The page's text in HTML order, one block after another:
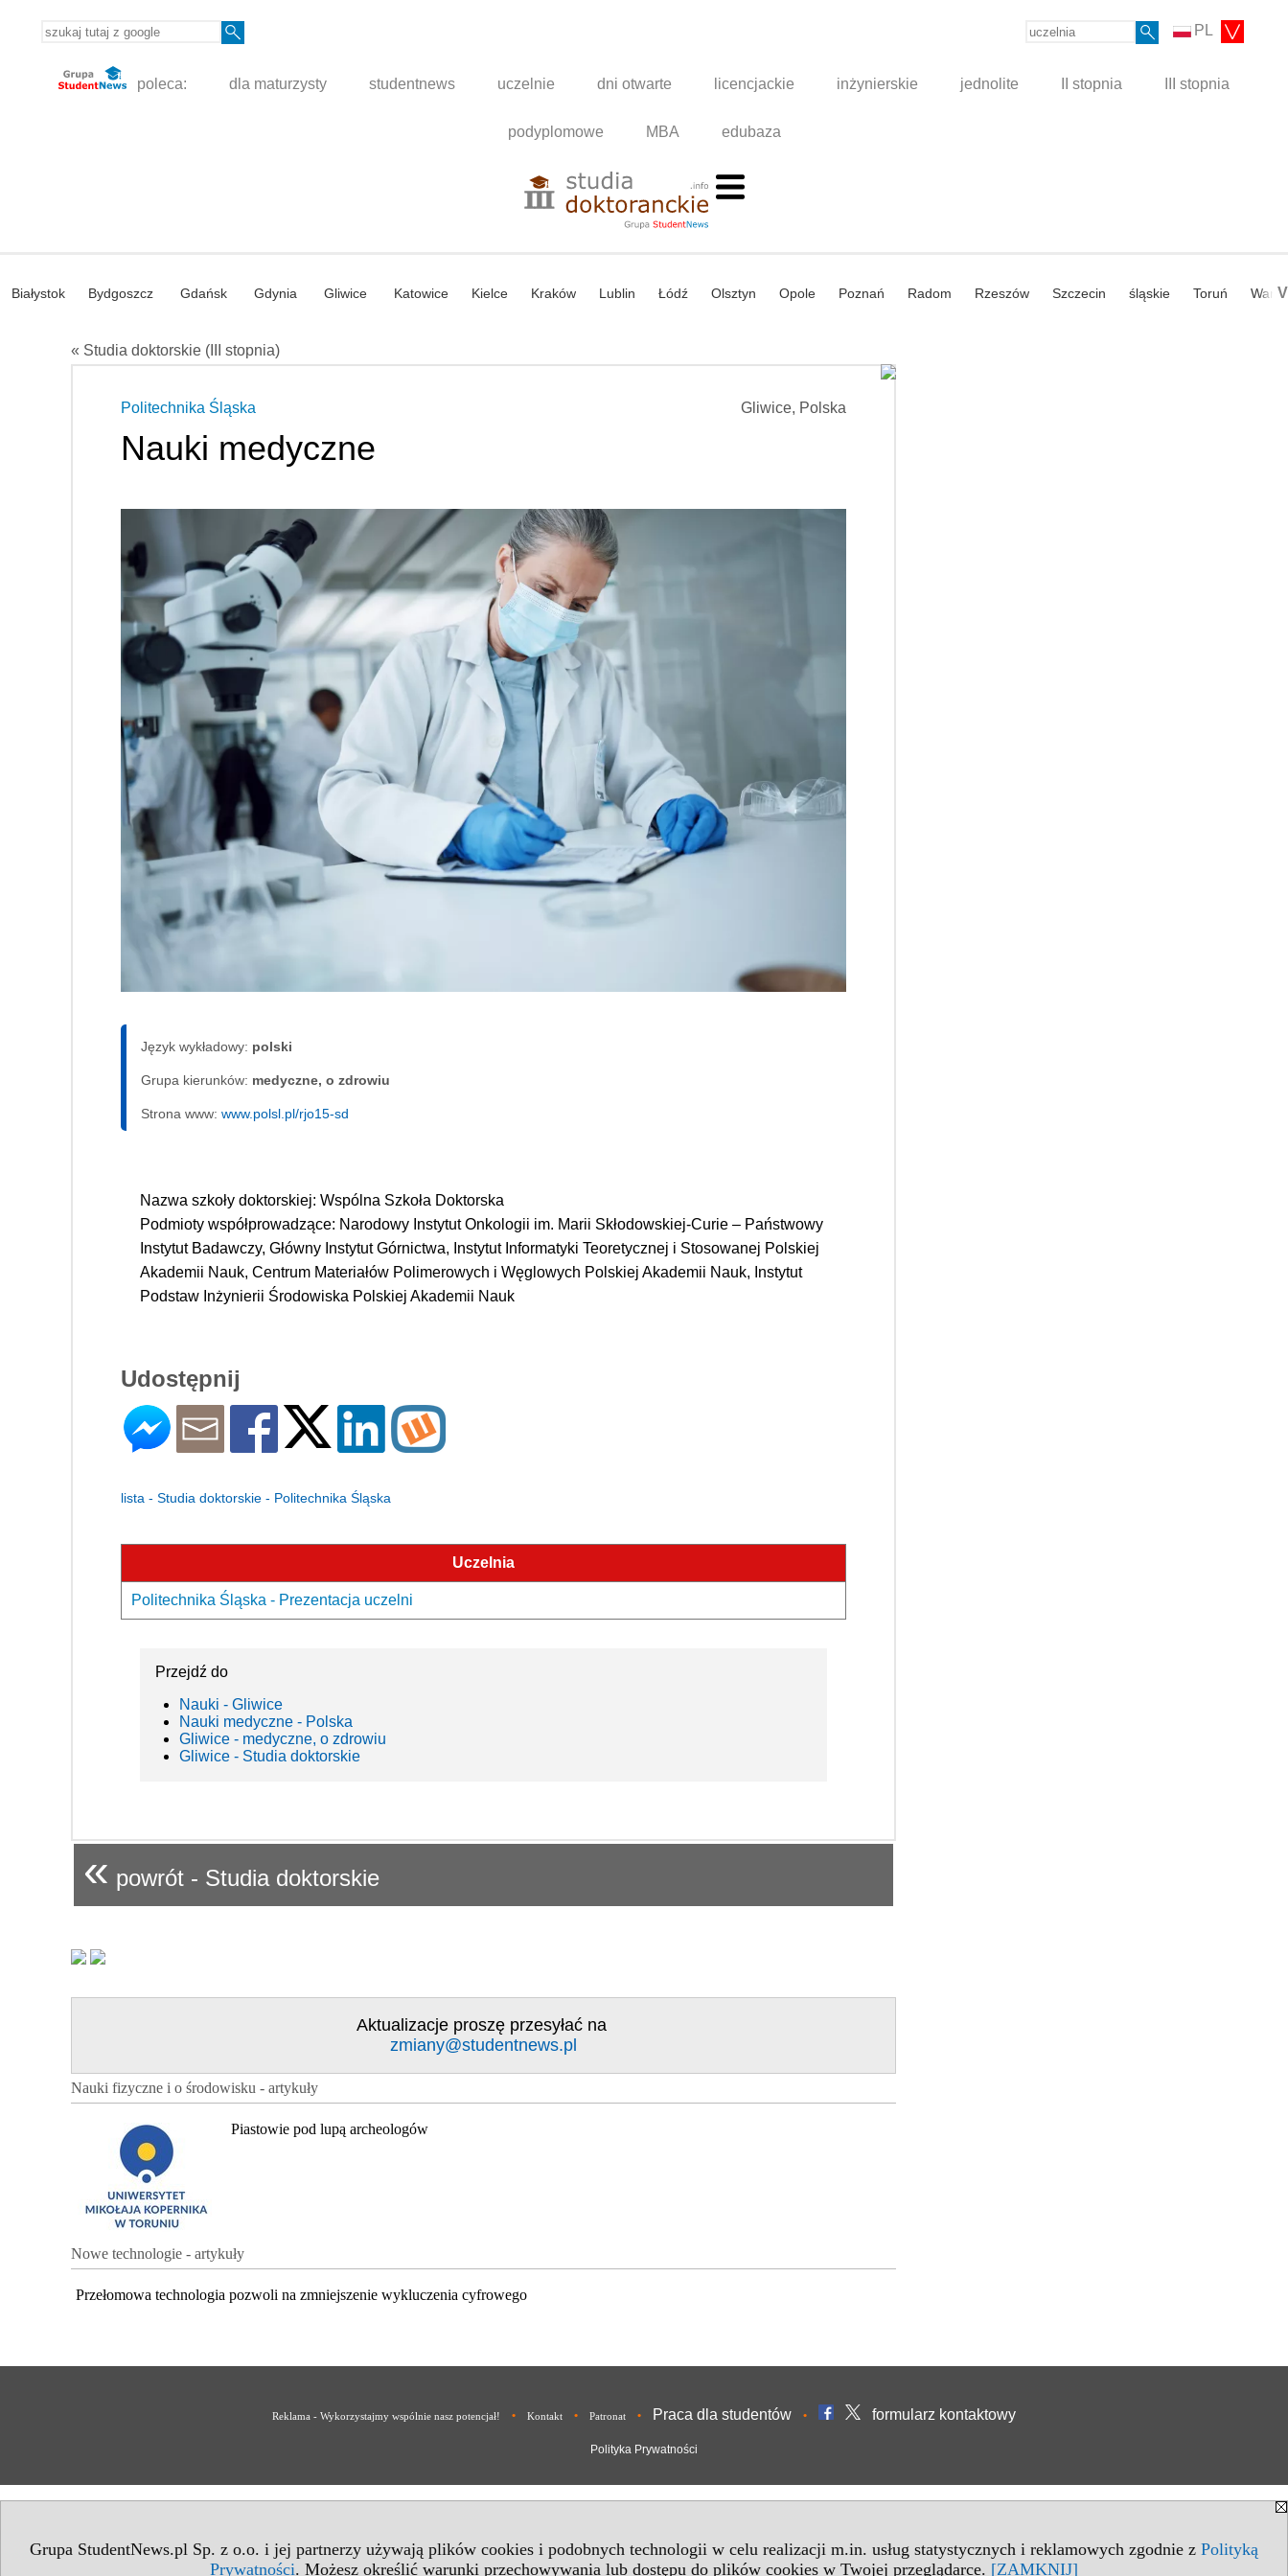
Grupa StudentNews.pl Sp. z o.o. i jej partnerzy używają plików cookies i podobnych technologii w celu realizacji m.in. usług statystycznych i reklamowych zgodnie z Polityką
Prywatności. Możesz określić warunki przechowywania lub dostępu do plików cookies w Twojej przeglądarce. [ZAMKNIJ]
PL
poleca: dla maturzysty studentnews uczelnie dni otwarte licencjackie inżynierskie jednolite II stopnia III stopnia
podyplomowe MBA edubaza
Białystok Bydgoszcz Gdańsk Gdynia Gliwice Katowice Kielce Kraków Lublin Łódź Olsztyn Opole Poznań Radom Rzeszów Szczecin śląskie Toruń V
« Studia doktorskie (III stopnia)
Gliwice, Polska
Politechnika Śląska
Nauki medyczne
Język wykładowy: polski
Grupa kierunków: medyczne, o zdrowiu
Strona www: www.polsl.pl/rjo15-sd
Nazwa szkoły doktorskiej: Wspólna Szkoła Doktorska
Podmioty współprowadzące: Narodowy Instytut Onkologii im. Marii Skłodowskiej-Curie – Państwowy
Instytut Badawczy, Główny Instytut Górnictwa, Instytut Informatyki Teoretycznej i Stosowanej Polskiej
Akademii Nauk, Centrum Materiałów Polimerowych i Węglowych Polskiej Akademii Nauk, Instytut
Podstaw Inżynierii Środowiska Polskiej Akademii Nauk
Udostępnij
lista - Studia doktorskie - Politechnika Śląska
Uczelnia
Politechnika Śląska - Prezentacja uczelni
Przejdź do
Nauki - Gliwice
Nauki medyczne - Polska
Gliwice - medyczne, o zdrowiu
Gliwice - Studia doktorskie
« powrót - Studia doktorskie
Aktualizacje proszę przesyłać na
zmiany@studentnews.pl
Nauki fizyczne i o środowisku - artykuły
Piastowie pod lupą archeologów
Nowe technologie - artykuły
Przełomowa technologia pozwoli na zmniejszenie wykluczenia cyfrowego
Reklama - Wykorzystajmy wspólnie nasz potencjał! • Kontakt • Patronat • Praca dla studentów • formularz kontaktowy
Polityka Prywatności